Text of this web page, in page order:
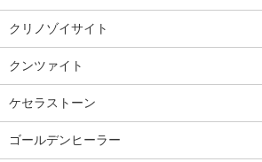
クリノゾイサイト
クンツァイト
ケセラストーン
ゴールデンヒーラー